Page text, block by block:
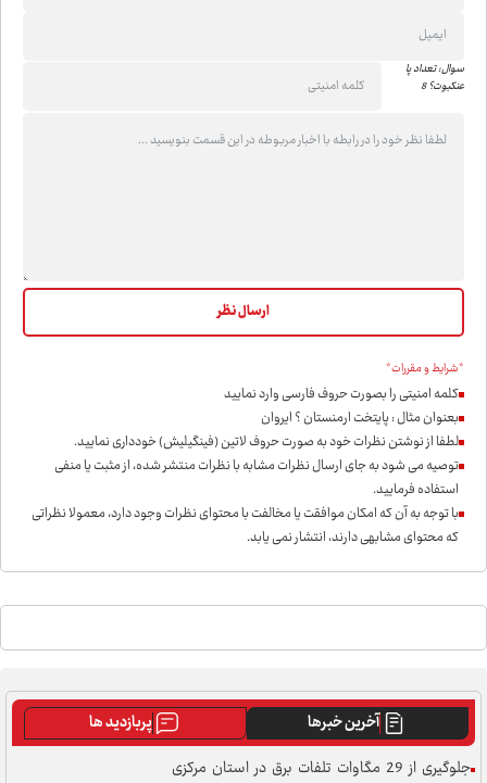
سوال: تعداد پا
عنکبوت؟ 8
*شرایط و مقررات*
کلمه امنیتی را بصورت حروف فارسی وارد نمایید
بعنوان مثال : پایتخت ارمنستان ؟ ایروان
لطفا از نوشتن نظرات خود به صورت حروف لاتین (فینگیلیش) خودداری نمايید.
توصیه می شود به جای ارسال نظرات مشابه با نظرات منتشر شده، از مثبت یا منفی
استفاده فرمایید.
با توجه به آن که امکان موافقت یا مخالفت با محتوای نظرات وجود دارد، معمولا نظراتی
که محتوای مشابهی دارند، انتشار نمی یابد.
آخرین خبرها
پربازدید ها
جلوگیری از 29 مگاوات تلفات برق در استان مرکزی